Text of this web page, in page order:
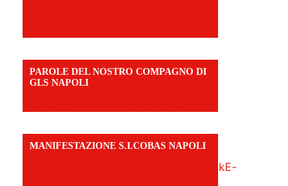
PAROLE DEL NOSTRO COMPAGNO DI
GLS NAPOLI
MANIFESTAZIONE S.I.COBAS NAPOLI
https://www.instagram.com/reel/DMAkE-